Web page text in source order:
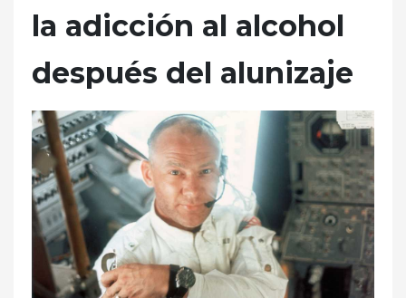
la adicción al alcohol
después del alunizaje